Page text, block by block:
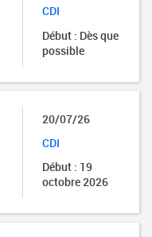
CDI
Début : Dès que
possible
20/07/26
CDI
Début : 19
octobre 2026